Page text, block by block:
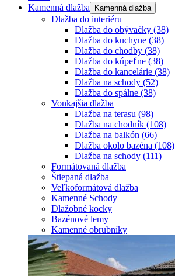
Kamenná dlažba
Kamenná dlažba
Dlažba do interiéru
Dlažba do obývačky (38)
Dlažba do kuchyne (38)
Dlažba do chodby (38)
Dlažba do kúpeľne (38)
Dlažba do kancelárie (38)
Dlažba na schody (52)
Dlažba do spálne (38)
Vonkajšia dlažba
Dlažba na terasu (98)
Dlažba na chodník (108)
Dlažba na balkón (66)
Dlažba okolo bazéna (108)
Dlažba na schody (111)
Formátovaná dlažba
Štiepaná dlažba
Veľkoformátová dlažba
Kamenné Schody
Dlažobné kocky
Bazénové lemy
Kamenné obrubníky